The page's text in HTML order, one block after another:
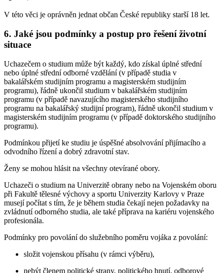
V této věci je oprávněn jednat občan České republiky starší 18 let.
6. Jaké jsou podmínky a postup pro řešení životní
situace
Uchazečem o studium může být každý, kdo získal úplné střední
nebo úplné střední odborné vzdělání (v případě studia v
bakalářském studijním programu a magisterském studijním
programu), řádně ukončil studium v bakalářském studijním
programu (v případě navazujícího magisterského studijního
programu na bakalářský studijní program), řádně ukončil studium v
magisterském studijním programu (v případě doktorského studijního
programu).
Podmínkou přijetí ke studiu je úspěšné absolvování přijímacího a
odvodního řízení a dobrý zdravotní stav.
Ženy se mohou hlásit na všechny otevírané obory.
Uchazeči o studium na Univerzitě obrany nebo na Vojenském oboru
při Fakultě tělesné výchovy a sportu Univerzity Karlovy v Praze
musejí počítat s tím, že je během studia čekají nejen požadavky na
zvládnutí odborného studia, ale také příprava na kariéru vojenského
profesionála.
Podmínky pro povolání do služebního poměru vojáka z povolání:
složit vojenskou přísahu (v rámci výběru),
nebýt členem politické strany, politického hnutí, odborové